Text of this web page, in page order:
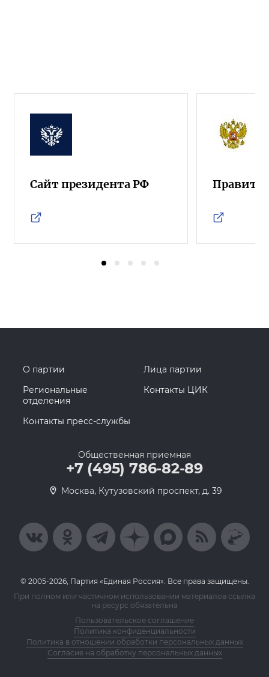
Сайт президента РФ
О партии
Лица партии
Региональные
отделения
Контакты ЦИК
Контакты пресс-службы
Общественная приемная
+7 (495) 786-82-89
Москва, Кутузовский проспект, д. 39
© 2005-2026, Партия «Единая Россия». Все права защищены.
При полном или частичном использовании материалов ссылка
на ресурс обязательна
Пользовательское соглашение
Политика конфиденциальности
Политика в отношении обработки персональных данных
Согласие на обработку персональных данных